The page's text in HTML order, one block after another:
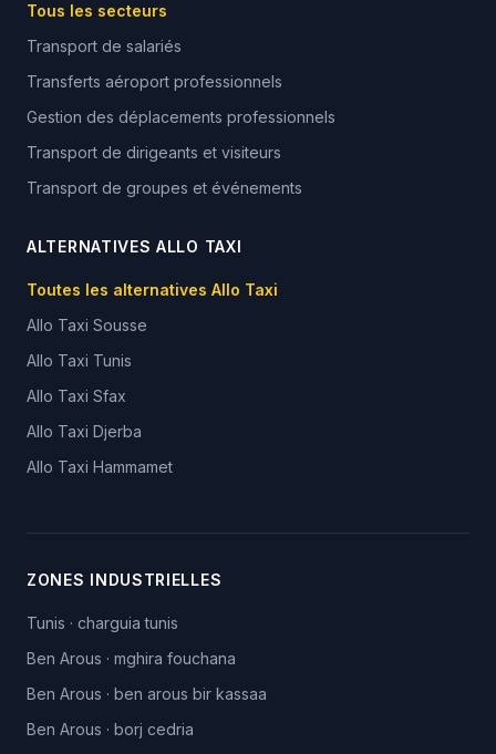
Tous les secteurs
Transport de salariés
Transferts aéroport professionnels
Gestion des déplacements professionnels
Transport de dirigeants et visiteurs
Transport de groupes et événements
ALTERNATIVES ALLO TAXI
Toutes les alternatives Allo Taxi
Allo Taxi Sousse
Allo Taxi Tunis
Allo Taxi Sfax
Allo Taxi Djerba
Allo Taxi Hammamet
ZONES INDUSTRIELLES
Tunis · charguia tunis
Ben Arous · mghira fouchana
Ben Arous · ben arous bir kassaa
Ben Arous · borj cedria